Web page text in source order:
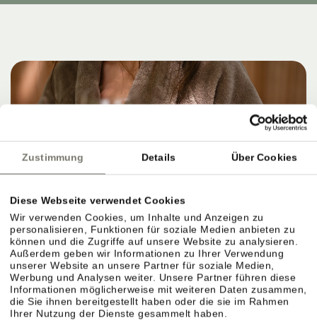
Zustimmung Details Über Cookies
Diese Webseite verwendet Cookies
Wir verwenden Cookies, um Inhalte und Anzeigen zu
personalisieren, Funktionen für soziale Medien anbieten zu
können und die Zugriffe auf unsere Website zu analysieren.
Außerdem geben wir Informationen zu Ihrer Verwendung
unserer Website an unsere Partner für soziale Medien,
Werbung und Analysen weiter. Unsere Partner führen diese
Informationen möglicherweise mit weiteren Daten zusammen,
die Sie ihnen bereitgestellt haben oder die sie im Rahmen
Ihrer Nutzung der Dienste gesammelt haben.